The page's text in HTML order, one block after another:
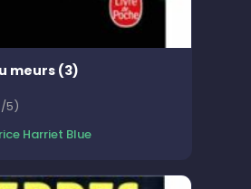
meurs (3)
5)
Harriet Blue